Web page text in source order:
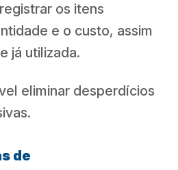
os itens
e o custo, assim
já utilizada.
eliminar desperdícios
de